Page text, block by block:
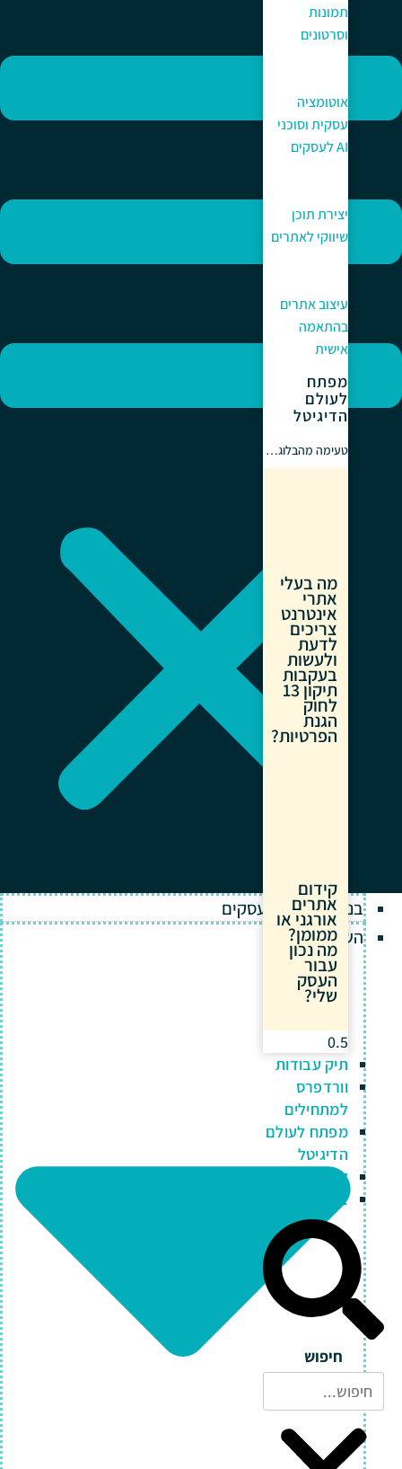
תמונות
וסרטונים
אוטומציה
עסקית וסוכני
AI לעסקים
יצירת תוכן
שיווקי לאתרים
עיצוב אתרים
בהתאמה
אישית
מפתח
לעולם
הדיגיטל
טעימה מהבלוג…
מה בעלי
אתרי
אינטרנט
צריכים
לדעת
ולעשות
בעקבות
תיקון 13
לחוק
הגנת
הפרטיות?
קידום
אתרים
אורגני או
ממומן?
מה נכון
עבור
העסק
שלי?
תיק עבודות
וורדפרס
למתחילים
מפתח לעולם
הדיגיטל
למה כאן?
צרו קשר
חיפוש
בניית אתרים לעסקים
השירותים שלנו